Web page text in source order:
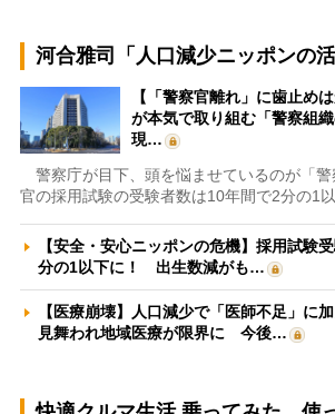
河合雅司「人口減少ニッポンの活
【「警察官離れ」に歯止め
が本気で取り組む「警察組
現…
警察庁が目下、頭を悩ませているのが「警
官の採用試験の受験者数は10年間で2分の1
【安全・安心ニッポンの危機】採用試験
分の1以下に！ 出生数減がも…
【医療崩壊】人口減少で「医師不足」に
見舞われ地域医療が限界に 今後…